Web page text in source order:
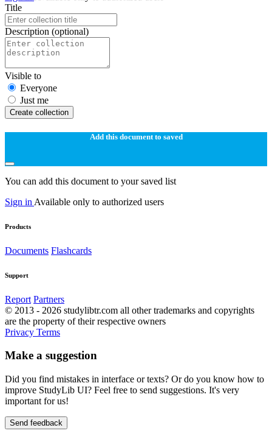
Title
Description (optional)
Visible to
Everyone
Just me
Create collection
Add this document to saved
You can add this document to your saved list
Sign in Available only to authorized users
Products
Documents Flashcards
Support
Report Partners
© 2013 - 2026 studylibtr.com all other trademarks and copyrights
are the property of their respective owners
Privacy Terms
Make a suggestion
Did you find mistakes in interface or texts? Or do you know how to
improve StudyLib UI? Feel free to send suggestions. It's very
important for us!
Send feedback